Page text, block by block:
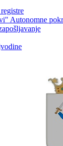
Autonomne